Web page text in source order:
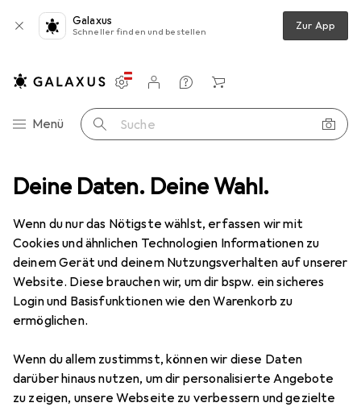
Deine Daten. Deine Wahl.
Wenn du nur das Nötigste wählst, erfassen wir mit
Cookies und ähnlichen Technologien Informationen zu
deinem Gerät und deinem Nutzungsverhalten auf unserer
Website. Diese brauchen wir, um dir bspw. ein sicheres
Login und Basisfunktionen wie den Warenkorb zu
ermöglichen.
Wenn du allem zustimmst, können wir diese Daten
darüber hinaus nutzen, um dir personalisierte Angebote
zu zeigen, unsere Webseite zu verbessern und gezielte
Galaxus
Schneller finden und bestellen Zur App
Navigation nach Kategorien
Menü Suche
Einstellungen
Kundenkonto
Vergleichslisten
Merklisten
Warenkorb
Baumarkt + Garten Bad + Sanitär
Spiegelschrank
Produkte Forum